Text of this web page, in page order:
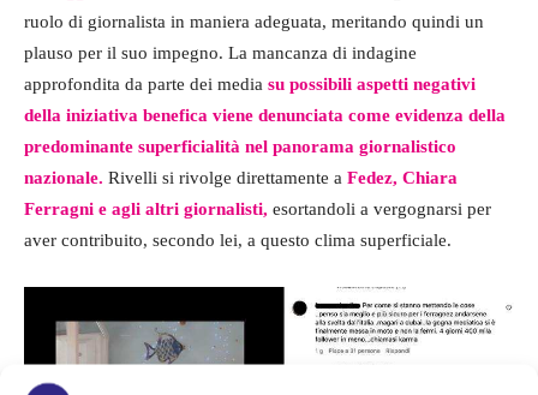
ruolo di giornalista in maniera adeguata, meritando quindi un
plauso per il suo impegno. La mancanza di indagine
approfondita da parte dei media su possibili aspetti negativi
della iniziativa benefica viene denunciata come evidenza della
predominante superficialità nel panorama giornalistico
nazionale. Rivelli si rivolge direttamente a Fedez, Chiara
Ferragni e agli altri giornalisti, esortandoli a vergognarsi per
aver contribuito, secondo lei, a questo clima superficiale.